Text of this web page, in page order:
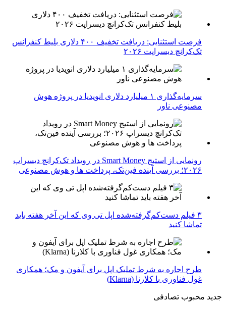
فرصت استثنایی: دریافت تخفیف ۴۰۰ دلاری بلیط کنفرانس
تک‌کرانچ دیسراپت ۲۰۲۶
سرمایه‌گذاری ۱ میلیارد دلاری انویدیا در پروژه هوش
مصنوعی ناور
رونمایی از استیج Smart Money در رویداد تک‌کرانچ دیسراپ
۲۰۲۶؛ بررسی آینده فین‌تک، پرداخت‌ ها و هوش مصنوعی
۳ فیلم دست‌کم‌گرفته‌شده اپل تی وی که این آخر هفته باید
تماشا کنید
طرح اجاره به شرط تملیک اپل برای آیفون و مک؛ همکاری
غول فناوری با کلارنا (Klarna)
جدید محبوب تصادفی